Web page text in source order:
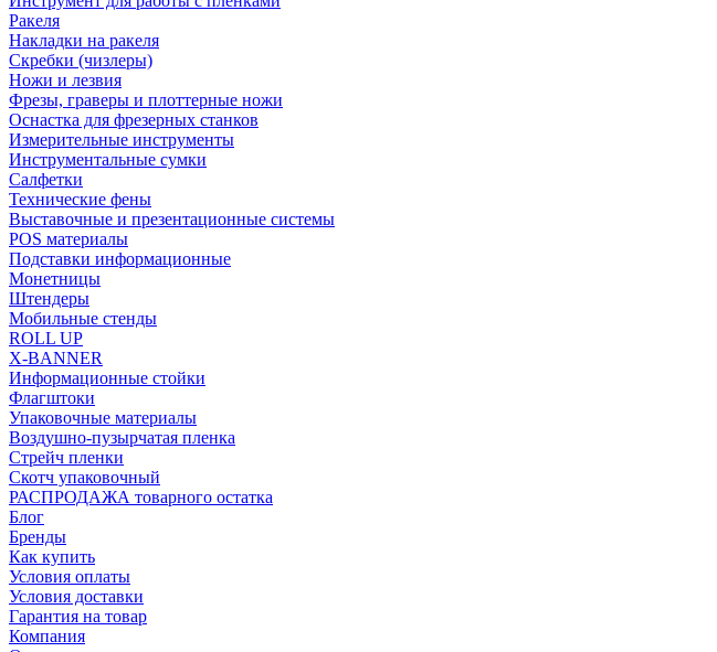
Ракеля
Накладки на ракеля
Скребки (чизлеры)
Ножи и лезвия
Фрезы, граверы и плоттерные ножи
Оснастка для фрезерных станков
Измерительные инструменты
Инструментальные сумки
Салфетки
Технические фены
Выставочные и презентационные системы
POS материалы
Подставки информационные
Монетницы
Штендеры
Мобильные стенды
ROLL UP
X-BANNER
Информационные стойки
Флагштоки
Упаковочные материалы
Воздушно-пузырчатая пленка
Стрейч пленки
Скотч упаковочный
РАСПРОДАЖА товарного остатка
Блог
Бренды
Как купить
Условия оплаты
Условия доставки
Гарантия на товар
Компания